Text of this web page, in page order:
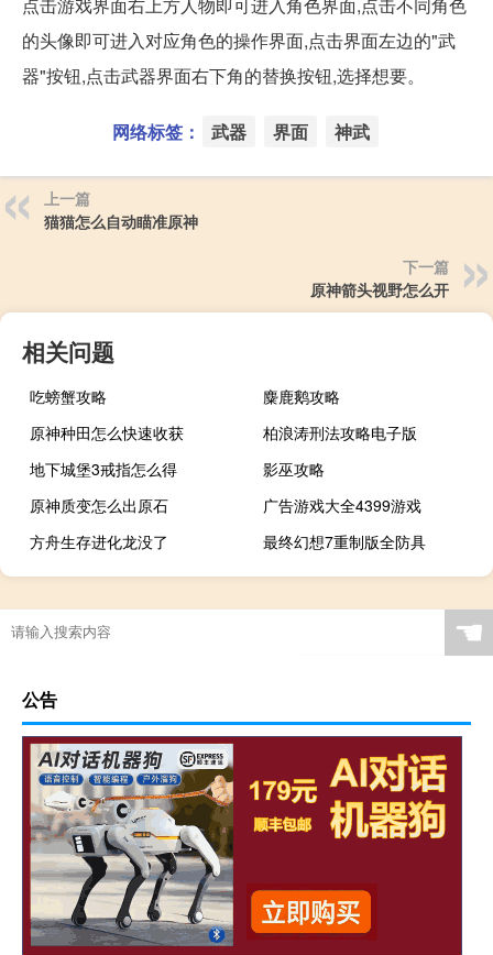
的头像即可进入对应角色的操作界面,点击界面左边的"武
器"按钮,点击武器界面右下角的替换按钮,选择想要。
网络标签： 武器 界面 神武
上一篇
猫猫怎么自动瞄准原神
下一篇
原神箭头视野怎么开
相关问题
吃螃蟹攻略
麋鹿鹅攻略
原神种田怎么快速收获
柏浪涛刑法攻略电子版
地下城堡3戒指怎么得
影巫攻略
原神质变怎么出原石
广告游戏大全4399游戏
方舟生存进化龙没了
最终幻想7重制版全防具
☚
公告